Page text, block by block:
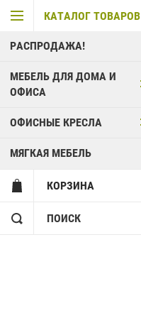
КАТАЛОГ ТОВАРОВ
РАСПРОДАЖА!
МЕБЕЛЬ ДЛЯ ДОМА И
ОФИСА
ОФИСНЫЕ КРЕСЛА
МЯГКАЯ МЕБЕЛЬ
КОРЗИНА
ПОИСК